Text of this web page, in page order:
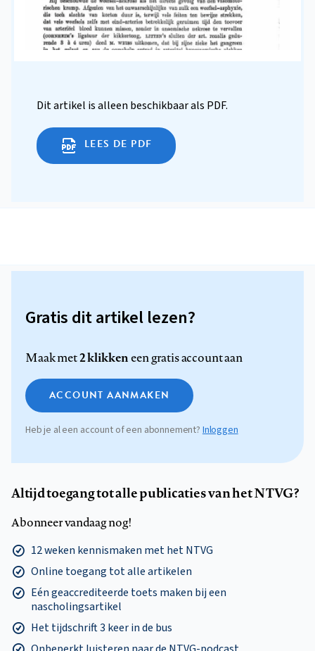
Dit artikel is alleen beschikbaar als PDF.
LEES DE PDF
Gratis dit artikel lezen?
Maak met2 klikkeneen gratis account aan
ACCOUNT AANMAKEN
Heb je al een account of een abonnement? Inloggen
Altijd toegang tot alle publicaties van het NTVG?
Abonneer vandaag nog!
12 weken kennismaken met het NTVG
Online toegang tot alle artikelen
Eén geaccrediteerde toets maken bij een
nascholingsartikel
Het tijdschrift 3 keer in de bus